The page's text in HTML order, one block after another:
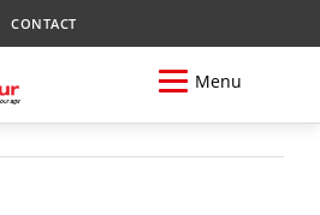
CONTACT
Menu